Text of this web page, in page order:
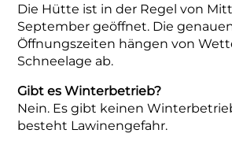
Die Hütte ist in der Regel von
September geöffnet. Die
Öffnungszeiten hängen von
Schneelage ab.
Gibt es Winterbetrieb?
Nein. Es gibt keinen
besteht Lawinengefahr.